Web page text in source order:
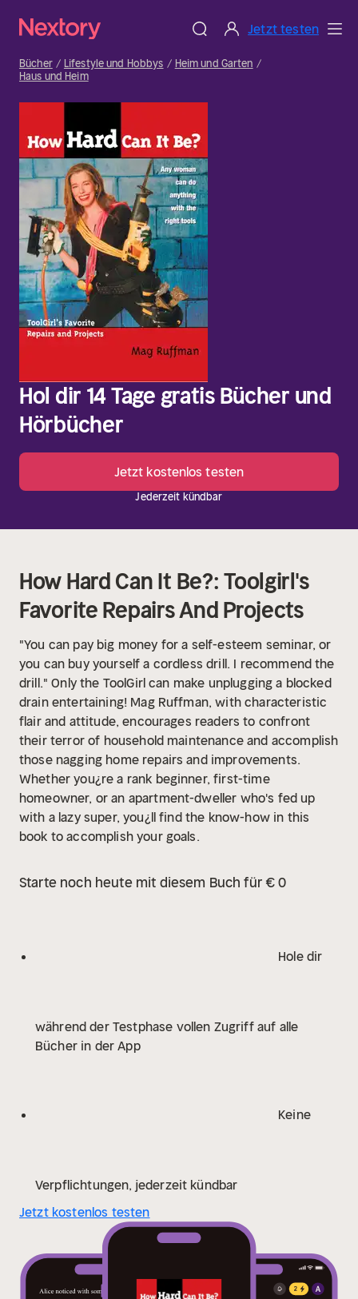
Jetzt testen
Bücher Lifestyle und Hobbys
Heim und Garten
Haus und Heim
Hol dir 14 Tage gratis Bücher und
Hörbücher
Jetzt kostenlos testen
Jederzeit kündbar
How Hard Can It Be?: Toolgirl's
Favorite Repairs And Projects
"You can pay big money for a self-esteem seminar, or
you can buy yourself a cordless drill. I recommend the
drill." Only the ToolGirl can make unplugging a blocked
drain entertaining! Mag Ruffman, with characteristic
flair and attitude, encourages readers to confront
their terror of household maintenance and accomplish
those nagging home repairs and improvements.
Whether you¿re a rank beginner, first-time
homeowner, or an apartment-dweller who's fed up
with a lazy super, you¿ll find the know-how in this
book to accomplish your goals.
Starte noch heute mit diesem Buch für € 0
Hole dir
während der Testphase vollen Zugriff auf alle
Bücher in der App
Keine
Verpflichtungen, jederzeit kündbar
Jetzt kostenlos testen